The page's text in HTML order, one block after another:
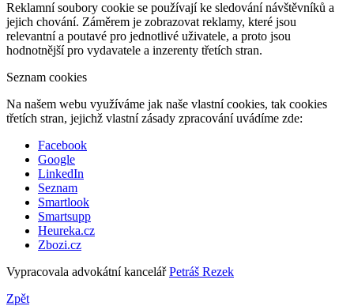
Reklamní soubory cookie se používají ke sledování návštěvníků a
jejich chování. Záměrem je zobrazovat reklamy, které jsou
relevantní a poutavé pro jednotlivé uživatele, a proto jsou
hodnotnější pro vydavatele a inzerenty třetích stran.
Seznam cookies
Na našem webu využíváme jak naše vlastní cookies, tak cookies
třetích stran, jejichž vlastní zásady zpracování uvádíme zde:
Facebook
Google
LinkedIn
Seznam
Smartlook
Smartsupp
Heureka.cz
Zbozi.cz
Vypracovala advokátní kancelářPetráš Rezek
Zpět